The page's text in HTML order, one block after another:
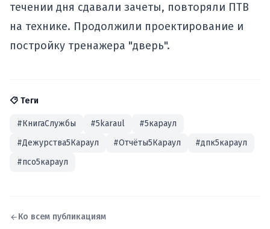
течении дня сдавали зачеты, повторяли ПТВ
на технике. Продолжили проектирование и
постройку тренажера "дверь".
Теги
#КнигаСлужбы #5karaul
#5караул
#Дежурства5Караул
#Отчёты5Караул
#дпк5караул
#псо5караул
Ко всем публикациям